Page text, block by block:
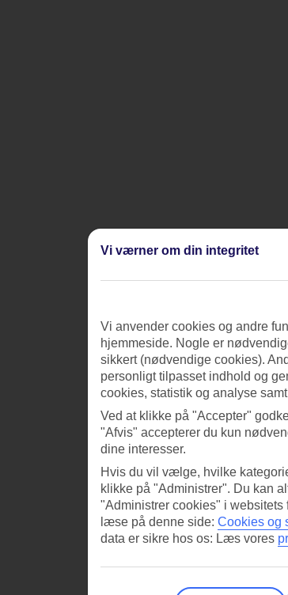
Vi værner om din integritet
Vi anvender cookies og andre
hjemmeside. Nogle er
sikkert (nødvendige cookies).
personligt tilpasset indhold og
cookies, statistik og analyse
Ved at klikke på "Accepter"
"Afvis" accepterer du kun
dine interesser.
Hvis du vil vælge, hvilke
klikke på "Administrer". Du kan
"Administrer cookies" i websitets
læse på denne side: Cookies og
data er sikre hos os: Læs vores